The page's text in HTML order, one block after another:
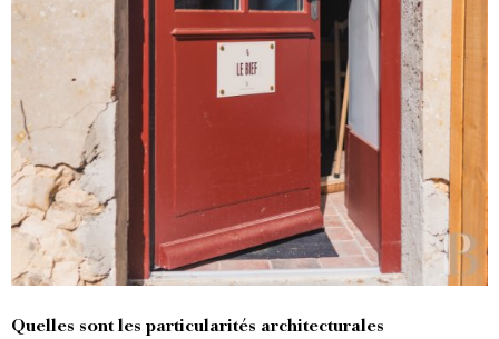
Quelles sont les particularités architecturales